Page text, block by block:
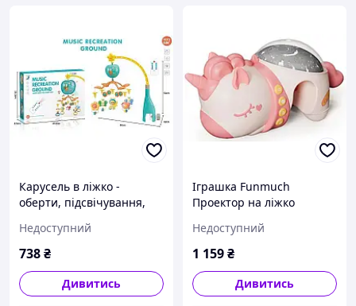
Карусель в ліжко -
оберти, підсвічування,
5 підвісок, таймер,
колискові мелодії, звуки
Недоступний
738₴
Дивитись
Іграшка Funmuch
Проектор на ліжко
білий шум (7229103)
Недоступний
1 159₴
Дивитись